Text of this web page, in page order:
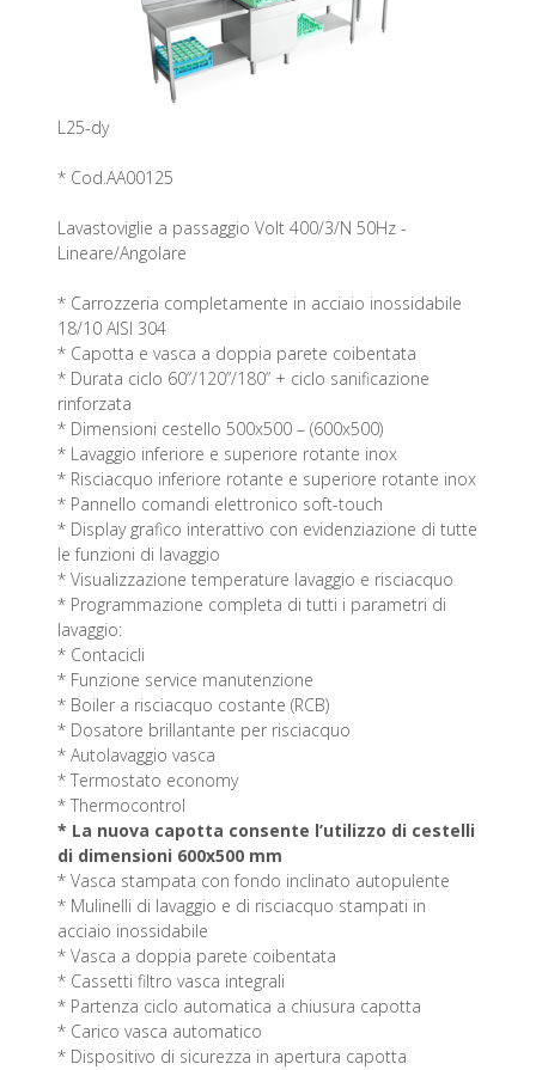
L25-dy
* Cod.AA00125
Lavastoviglie a passaggio Volt 400/3/N 50Hz -
Lineare/Angolare
* Carrozzeria completamente in acciaio inossidabile
18/10 AISI 304
* Capotta e vasca a doppia parete coibentata
* Durata ciclo 60’’/120”/180” + ciclo sanificazione
rinforzata
* Dimensioni cestello 500x500 – (600x500)
* Lavaggio inferiore e superiore rotante inox
* Risciacquo inferiore rotante e superiore rotante inox
* Pannello comandi elettronico soft-touch
* Display grafico interattivo con evidenziazione di tutte
le funzioni di lavaggio
* Visualizzazione temperature lavaggio e risciacquo
* Programmazione completa di tutti i parametri di
lavaggio:
* Contacicli
* Funzione service manutenzione
* Boiler a risciacquo costante (RCB)
* Dosatore brillantante per risciacquo
* Autolavaggio vasca
* Termostato economy
* Thermocontrol
* La nuova capotta consente l’utilizzo di cestelli
di dimensioni 600x500 mm
* Vasca stampata con fondo inclinato autopulente
* Mulinelli di lavaggio e di risciacquo stampati in
acciaio inossidabile
* Vasca a doppia parete coibentata
* Cassetti filtro vasca integrali
* Partenza ciclo automatica a chiusura capotta
* Carico vasca automatico
* Dispositivo di sicurezza in apertura capotta